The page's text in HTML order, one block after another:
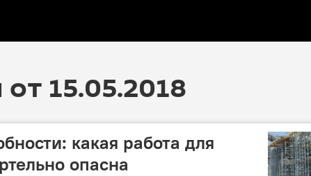
15.05.2018
какая работа для
опасна